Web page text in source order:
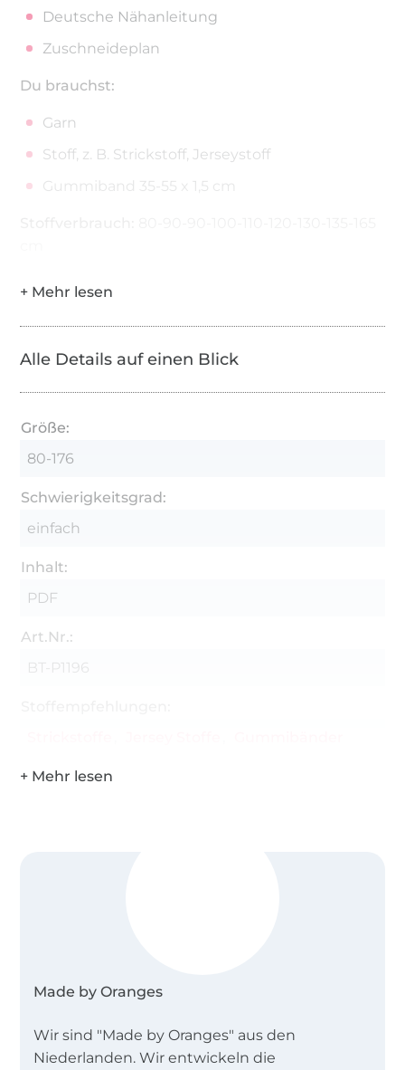
Deutsche Nähanleitung
Zuschneideplan
Du brauchst:
Garn
Stoff, z. B. Strickstoff, Jerseystoff
Gummiband 35-55 x 1,5 cm
Alle Details auf einen Blick
Größe:
80-176
Schwierigkeitsgrad:
einfach
Inhalt:
PDF
Art.Nr.:
BT-P1196
Made by Oranges
Wir sind "Made by Oranges" aus den
Niederlanden. Wir entwickeln die